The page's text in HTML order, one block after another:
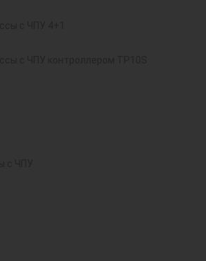
с ЧПУ 4+1
с ЧПУ контроллером TP10S
ЧПУ